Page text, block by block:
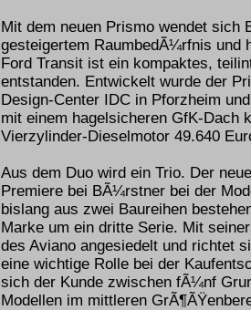
Mit dem neuen Prismo wendet
gesteigertem RaumbedÃ¼rfnis und
Ford Transit ist ein kompaktes,
entstanden. Entwickelt wurde der
Design-Center IDC in Pforzheim
mit einem hagelsicheren GfK-Dach
Vierzylinder-Dieselmotor 49.640
Aus dem Duo wird ein Trio. Der
Premiere bei BÃ¼rstner bei der
bislang aus zwei Baureihen
Marke um ein dritte Serie. Mit
des Aviano angesiedelt und richtet
eine wichtige Rolle bei der
sich der Kunde zwischen fÃ¼nf
Modellen im mittleren